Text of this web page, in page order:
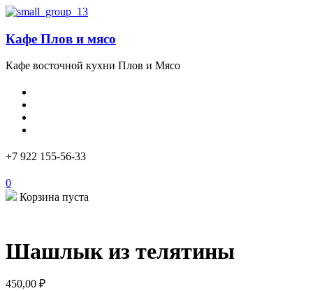
Кафе Плов и мясо
Кафе восточной кухни Плов и Мясо
+7 922 155-56-33
0
Корзина пуста
Шашлык из телятины
450,00 ₽